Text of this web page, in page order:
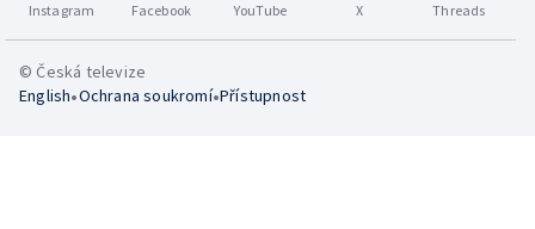
Instagram Facebook YouTube X Threads
© Česká televize
English•Ochrana soukromí•Přístupnost